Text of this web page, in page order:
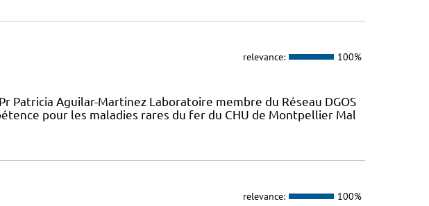
relevance: 100%
Patricia Aguilar-Martinez Laboratoire membre du Réseau DGOS
pour les maladies rares du fer du CHU de Montpellier Mal
relevance: 100%